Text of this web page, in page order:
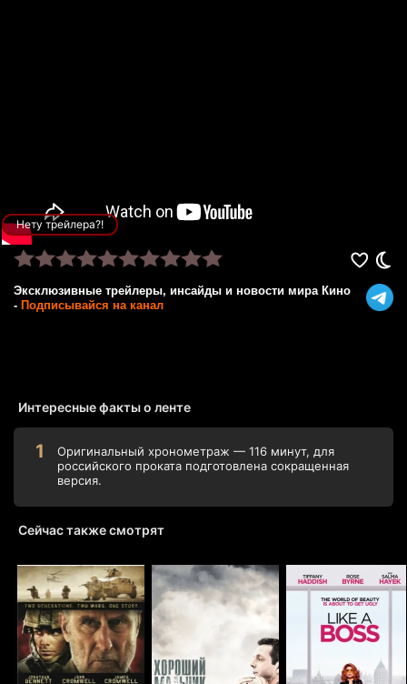
Нету трейлера?!
Эксклюзивные трейлеры, инсайды и новости мира Кино
- Подписывайся на канал
Интересные факты о ленте
Оригинальный хронометраж — 116 минут, для
российского проката подготовлена сокращенная
версия.
Сейчас также смотрят